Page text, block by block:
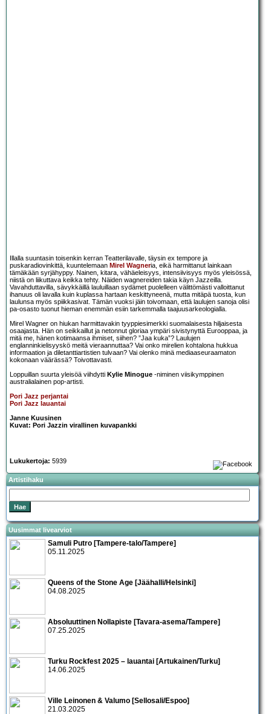
Illalla suuntasin toisenkin kerran Teatterilavalle, täysin ex tempore ja
puskaradiovinkittä, kuuntelemaan Mirel Wagneria, eikä harmittanut lainkaan
tämäkään syrjähyppy. Nainen, kitara, vähäeleisyys, intensiivisyys myös yleisössä,
niistä on liikuttava keikka tehty. Näiden wagnereiden takia käyn Jazzeilla.
Vavahduttavilla, sävykkäillä lauluillaan sydämet puolelleen välittömästi valloittanut
ihanuus oli lavalla kuin kuplassa hartaan keskittyneenä, mutta mitäpä tuosta, kun
laulunsa myös spiikkasivat. Tämän vuoksi jäin toivomaan, että laulujen sanoja olisi
pa-osasto tuonut hieman enemmän esiin tarkemmalla taajuusarkeologialla.
Mirel Wagner on hiukan harmittavakin tyyppiesimerkki suomalaisesta hiljaisesta
osaajasta. Hän on seikkaillut ja netonnut gloriaa ympäri sivistynyttä Eurooppaa, ja
mitä me, hänen kotimaansa ihmiset, siihen? ”Jaa kuka”? Laulujen
englanninkielisyyskö meitä vieraannuttaa? Vai onko mirelien kohtalona hukkua
informaation ja diletanttiartistien tulvaan? Vai olenko minä mediaaseuraamaton
kokonaan väärässä? Toivottavasti.
Loppuillan suurta yleisöä viihdytti Kylie Minogue -niminen viisikymppinen
australialainen pop-artisti.
Pori Jazz perjantai
Pori Jazz lauantai
Janne Kuusinen
Kuvat: Pori Jazzin virallinen kuvapankki
Lukukertoja: 5939
Artistihaku
Uusimmat livearviot
Samuli Putro [Tampere-talo/Tampere]
05.11.2025
Queens of the Stone Age [Jäähalli/Helsinki]
04.08.2025
Absoluuttinen Nollapiste [Tavara-asema/Tampere]
07.25.2025
Turku Rockfest 2025 – lauantai [Artukainen/Turku]
14.06.2025
Ville Leinonen & Valumo [Sellosali/Espoo]
21.03.2025